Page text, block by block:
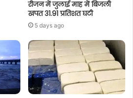
रीजन में जुलाई माह में बिजली
खपत 31.91 प्रतिशत घटी
5 days ago